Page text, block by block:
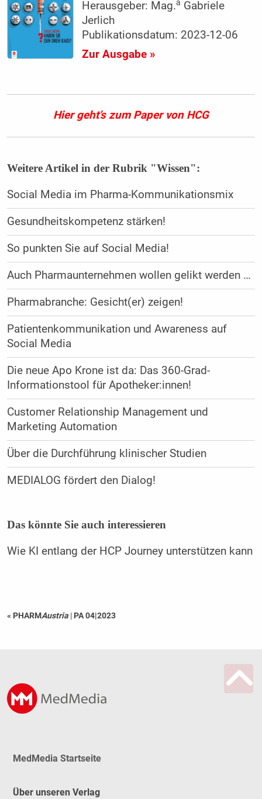
Herausgeber: Mag.a Gabriele
Jerlich
Publikationsdatum: 2023-12-06
Zur Ausgabe »
Hier geht’s zum Paper von HCG
Weitere Artikel in der Rubrik "Wissen":
Social Media im Pharma-Kommunikationsmix
Gesundheitskompetenz stärken!
So punkten Sie auf Social Media!
Auch Pharmaunternehmen wollen gelikt werden …
Pharmabranche: Gesicht(er) zeigen!
Patientenkommunikation und Awareness auf
Social Media
Die neue Apo Krone ist da: Das 360-Grad-
Informationstool für Apotheker:innen!
Customer Relationship Management und
Marketing Automation
Über die Durchführung klinischer Studien
MEDIALOG fördert den Dialog!
Das könnte Sie auch interessieren
Wie KI entlang der HCP Journey unterstützen kann
« PHARMAustria | PA 04|2023
MedMedia Startseite
Über unseren Verlag